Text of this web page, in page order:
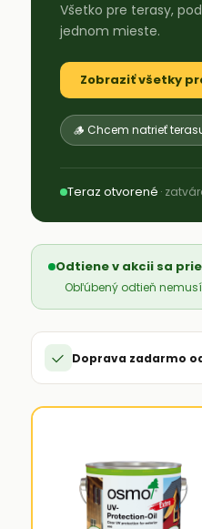
Všetko pre terasy,
jednom mieste.
Zobraziť všetky
🪵 Chcem natrieť
Teraz otvorené ·
Odtiene v akcii sa
Obľúbený odtieň
Doprava zadarmo